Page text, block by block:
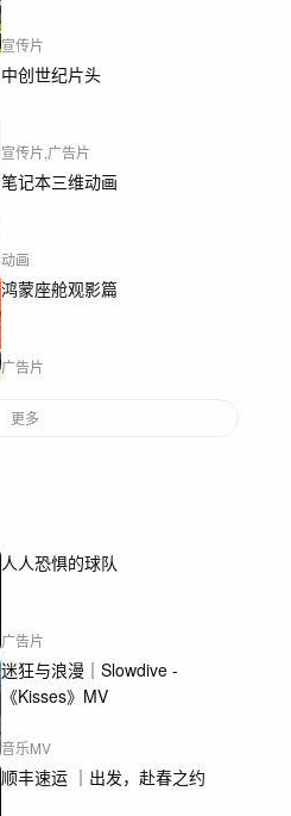
宣传片
中创世纪片头
宣传片,广告片
笔记本三维动画
动画
鸿蒙座舱观影篇
广告片
更多
人人恐惧的球队
广告片
迷狂与浪漫｜Slowdive -
《Kisses》MV
音乐MV
顺丰速运 ｜出发，赴春之约